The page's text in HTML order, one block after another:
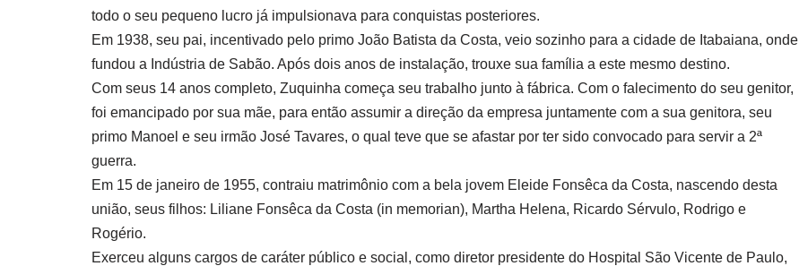
todo o seu pequeno lucro já impulsionava para conquistas posteriores.
Em 1938, seu pai, incentivado pelo primo João Batista da Costa, veio sozinho para a cidade de Itabaiana, onde
fundou a Indústria de Sabão. Após dois anos de instalação, trouxe sua família a este mesmo destino.
Com seus 14 anos completo, Zuquinha começa seu trabalho junto à fábrica. Com o falecimento do seu genitor,
foi emancipado por sua mãe, para então assumir a direção da empresa juntamente com a sua genitora, seu
primo Manoel e seu irmão José Tavares, o qual teve que se afastar por ter sido convocado para servir a 2ª
guerra.
Em 15 de janeiro de 1955, contraiu matrimônio com a bela jovem Eleide Fonsêca da Costa, nascendo desta
união, seus filhos: Liliane Fonsêca da Costa (in memorian), Martha Helena, Ricardo Sérvulo, Rodrigo e
Rogério.
Exerceu alguns cargos de caráter público e social, como diretor presidente do Hospital São Vicente de Paulo,